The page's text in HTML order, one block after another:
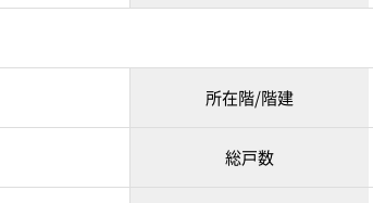
所在階/階建
総戸数